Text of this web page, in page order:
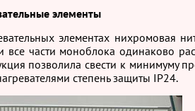
элементы
элементах нихромовая
все части моноблока одинаково
позволила свести к минимуму
степень защиты IP24.